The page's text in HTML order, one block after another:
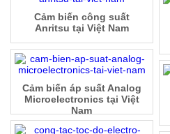
Cảm biến công suất
Anritsu tại Việt Nam
Cảm biến áp suất Analog
Microelectronics tại Việt
Nam